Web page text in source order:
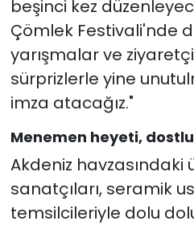
beşinci kez
Çömlek Festivali'nde
yarışmalar ve
sürprizlerle yine
imza atacağız."
Menemen heyeti,
Akdeniz havzasındaki
sanatçıları, seramik
temsilcileriyle dolu